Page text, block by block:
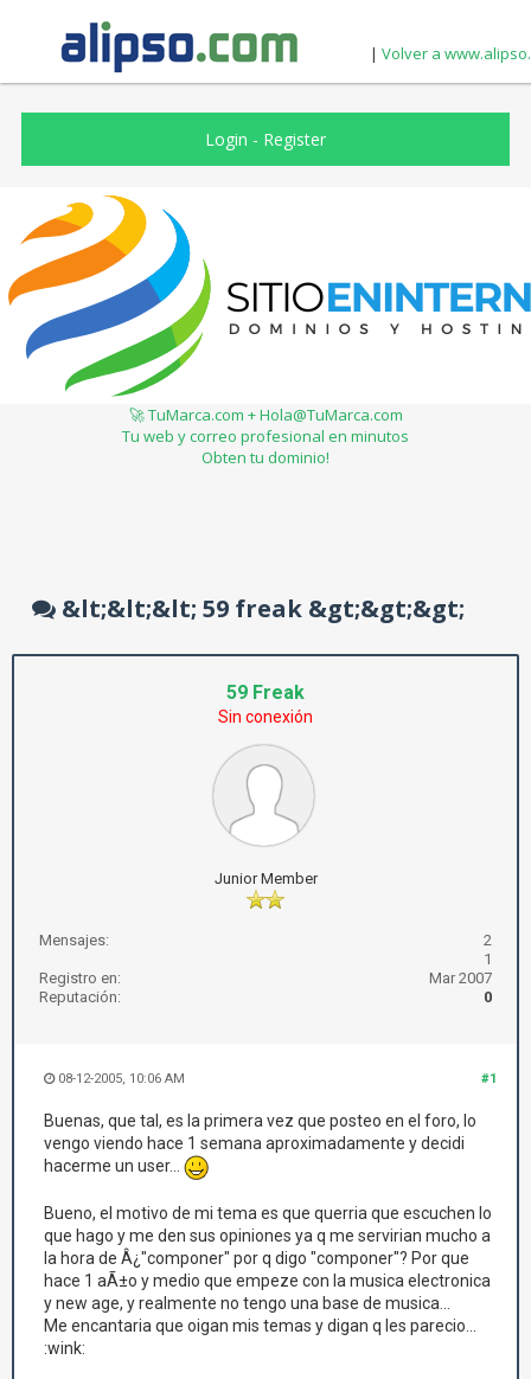
| Volver a
Login - Register
🚀 TuMarca.com + Hola@TuMarca.com
Tu web y correo profesional en minutos
Obten tu dominio!
&lt;&lt;&lt; 59 freak &gt;&gt;&gt;
59 Freak
Sin conexión
Junior Member
Mensajes:
2
1
Registro en:
Mar 2007
Reputación:
0
#1
08-12-2005, 10:06 AM
Buenas, que tal, es la primera vez que posteo en el foro, lo
vengo viendo hace 1 semana aproximadamente y decidi
hacerme un user...
Bueno, el motivo de mi tema es que querria que escuchen lo
que hago y me den sus opiniones ya q me servirian mucho a
la hora de Â¿"componer" por q digo "componer"? Por que
hace 1 aÃ±o y medio que empeze con la musica electronica
y new age, y realmente no tengo una base de musica...
Me encantaria que oigan mis temas y digan q les parecio...
:wink: